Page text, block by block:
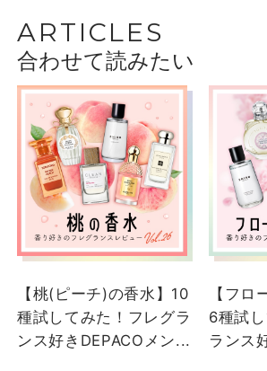
VOICE
ショップスタッフ・ブランド
めをご紹介
ARTICLES
合わせて読みたい
【桃(ピーチ)の香水】10
種試してみた！フレグラ
ンス好きDEPACOメン...
【フロ
6種試
ランス